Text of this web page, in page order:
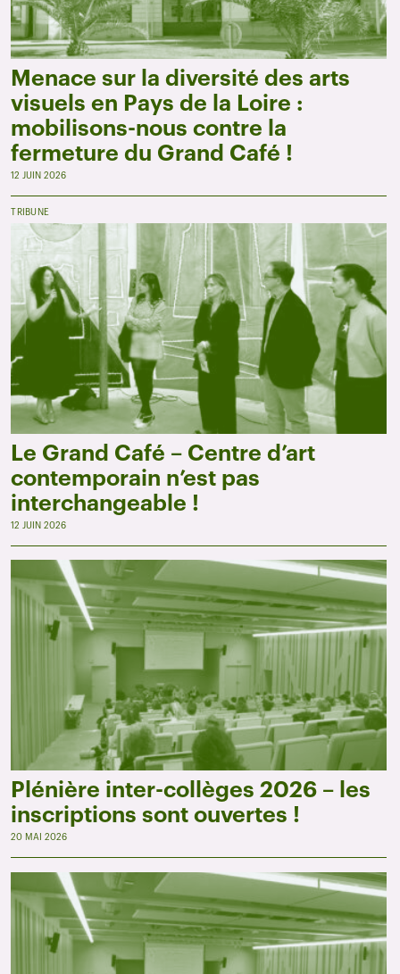
Menace sur la diversité des arts
visuels en Pays de la Loire :
mobilisons-nous contre la
fermeture du Grand Café !
12 JUIN 2026
TRIBUNE
Le Grand Café – Centre d’art
contemporain n’est pas
interchangeable !
12 JUIN 2026
Plénière inter-collèges 2026 – les
inscriptions sont ouvertes !
20 MAI 2026